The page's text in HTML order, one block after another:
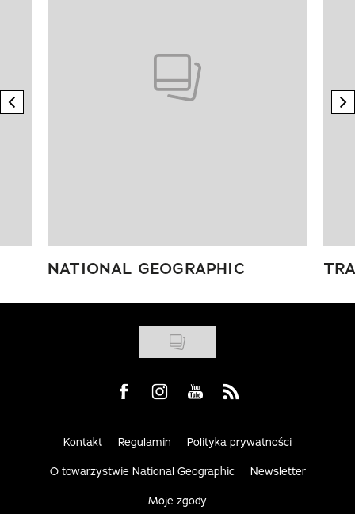
previous element
NATIONAL GEOGRAPHIC
Visit us on Facebook
Visit us on Instagram
Visit us on Youtube
Visit us on Rss
Kontakt Regulamin Polityka prywatności
O towarzystwie National Geographic Newsletter
Moje zgody